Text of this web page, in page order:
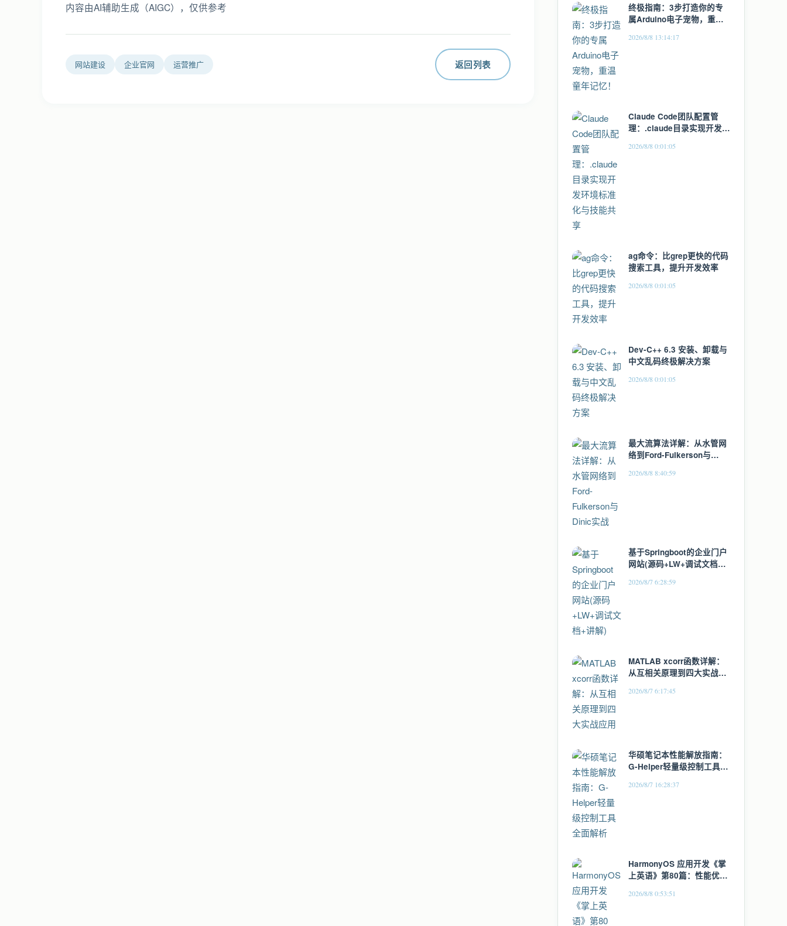
内容由AI辅助生成（AIGC），仅供参考
网站建设 企业官网 运营推广 返回列表
终极指南：3步打造你的专
属Arduino电子宠物，重温
2026/8/8 13:14:17
Claude Code团队配置管
理：.claude目录实现开发环
2026/8/8 0:01:05
ag命令：比grep更快的代码
搜索工具，提升开发效率
2026/8/8 0:01:05
Dev-C++ 6.3 安装、卸载与
中文乱码终极解决方案
2026/8/8 0:01:05
最大流算法详解：从水管网
络到Ford-Fulkerson与
2026/8/8 8:40:59
基于Springboot的企业门户
网站(源码+LW+调试文档
2026/8/7 6:28:59
MATLAB xcorr函数详解：
从互相关原理到四大实战应
2026/8/7 6:17:45
华硕笔记本性能解放指南：
G-Helper轻量级控制工具全
2026/8/7 16:28:37
HarmonyOS 应用开发《掌
上英语》第80篇：性能优
的全链路优化
2026/8/8 0:53:51